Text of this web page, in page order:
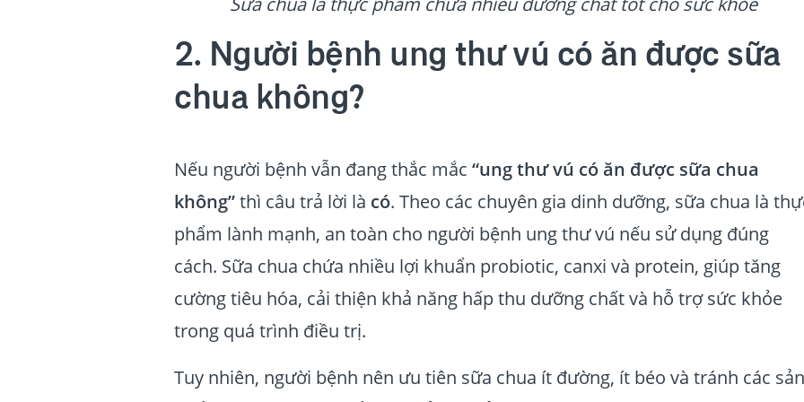
2. Người bệnh ung thư vú có ăn được sữa
chua không?
Nếu người bệnh vẫn đang thắc mắc “ung thư vú có ăn được sữa chua
không”thì câu trả lời là có. Theo các chuyên gia dinh dưỡng, sữa chua là
phẩm lành mạnh, an toàn cho người bệnh ung thư vú nếu sử dụng đúng
cách. Sữa chua chứa nhiều lợi khuẩn probiotic, canxi và protein, giúp tăng
cường tiêu hóa, cải thiện khả năng hấp thu dưỡng chất và hỗ trợ sức khỏe
trong quá trình điều trị.
Tuy nhiên, người bệnh nên ưu tiên sữa chua ít đường, ít béo và tránh các sản